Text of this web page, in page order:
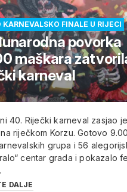
KARNEVALSKO FINALE U RIJECI
povorka
maškara
karneval
40. Riječki karneval zasjao
riječkom Korzu. Gotovo
grupa i 56
centar grada i pokazalo
DALJE